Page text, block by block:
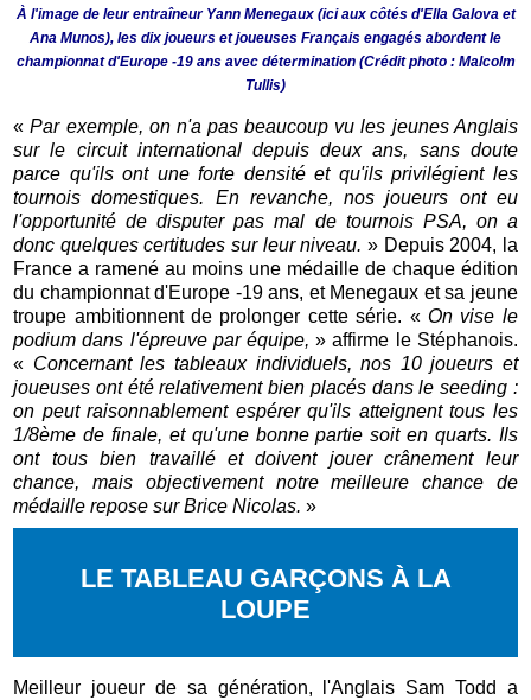
À l'image de leur entraîneur Yann Menegaux (ici aux côtés d'Ella Galova et
Ana Munos), les dix joueurs et joueuses Français engagés abordent le
championnat d'Europe -19 ans avec détermination (Crédit photo : Malcolm
Tullis)
«Par exemple, on n'a pas beaucoup vu les jeunes Anglais
sur le circuit international depuis deux ans, sans doute
parce qu'ils ont une forte densité et qu'ils privilégient les
tournois domestiques. En revanche, nos joueurs ont eu
l'opportunité de disputer pas mal de tournois PSA, on a
donc quelques certitudes sur leur niveau. » Depuis 2004, la
France a ramené au moins une médaille de chaque édition
du championnat d'Europe -19 ans, et Menegaux et sa jeune
troupe ambitionnent de prolonger cette série. «On vise le
podium dans l'épreuve par équipe,» affirme le Stéphanois.
« Concernant les tableaux individuels, nos 10 joueurs et
joueuses ont été relativement bien placés dans le seeding :
on peut raisonnablement espérer qu'ils atteignent tous les
1/8ème de finale, et qu'une bonne partie soit en quarts. Ils
ont tous bien travaillé et doivent jouer crânement leur
chance, mais objectivement notre meilleure chance de
médaille repose sur Brice Nicolas.»
LE TABLEAU GARÇONS À LA
LOUPE
Meilleur joueur de sa génération, l'Anglais Sam Todd a